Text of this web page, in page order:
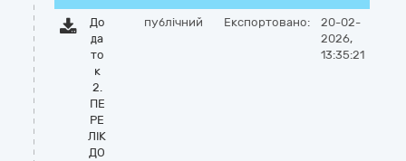
До
да
то
к
2.
ПЕ
РЕ
ЛІК
ДО
публічний Експортовано:
20-02-
2026,
13:35:21